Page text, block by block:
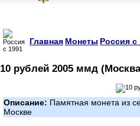
Главная Монеты Россия с
10 рублей 2005 ммд
Описание: Памятная монета из
Москве